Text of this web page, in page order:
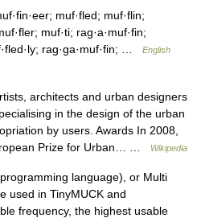
muf·fled; muf·flin;
muf·ti; rag·a·muf·fin;
rag·ga·muf·fin; …
English
architects and urban designers
in the design of the urban
by users. Awards In 2008,
Prize for Urban… …
Wikipedia
language), or Multi
used in TinyMUCK and
frequency, the highest usable